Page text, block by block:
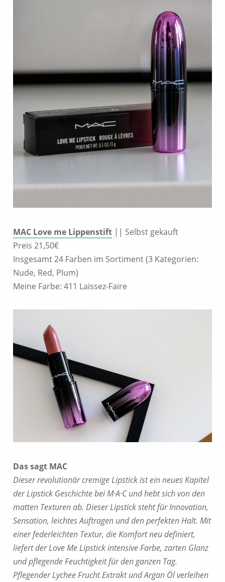
MAC Love me Lippenstift || Selbst gekauft
Preis 21,50€
Insgesamt 24 Farben im Sortiment (3 Kategorien:
Nude, Red, Plum)
Meine Farbe: 411 Laissez-Faire
Das sagt MAC
Dieser revolutionär cremige Lipstick ist ein neues Kapitel
der Lipstick Geschichte bei M·A·C und hebt sich von den
matten Texturen ab. Dieser Lipstick steht für Innovation,
Sensation, leichtes Auftragen und den perfekten Halt. Mit
einer federleichten Textur, die Komfort neu definiert,
liefert der Love Me Lipstick intensive Farbe, zarten Glanz
und pflegende Feuchtigkeit für den ganzen Tag.
Pflegender Lychee Frucht Extrakt und Argan Öl verleihen